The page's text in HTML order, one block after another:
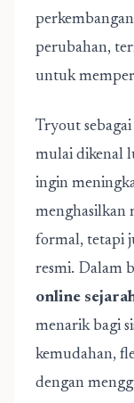
perubahan,
untuk
Tryout sebagai
mulai dikenal
ingin
menghasilkan
formal, tetapi
resmi. Dalam
online
menarik bagi
kemudahan,
dengan